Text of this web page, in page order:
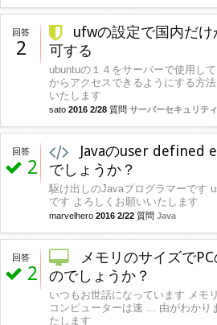
回答
2
ufwの設定で国内だ
可する
ubuntuの１４をサーバーで使用し
からアクセスできるようにする方
いたします
sato 2016 2/28 質問 サーバーセキュリテ
回答
2
Javaのuser defined
でしょうか？
駆け出しのJavaプログラマーです
です よろしくお願いいたします
marvelhero 2016 2/22 質問 Java
回答
2
メモリのサイズで
のでしょうか？
いつもお世話になっています メモ
コンピューターは速 ... 由がわかり
たします